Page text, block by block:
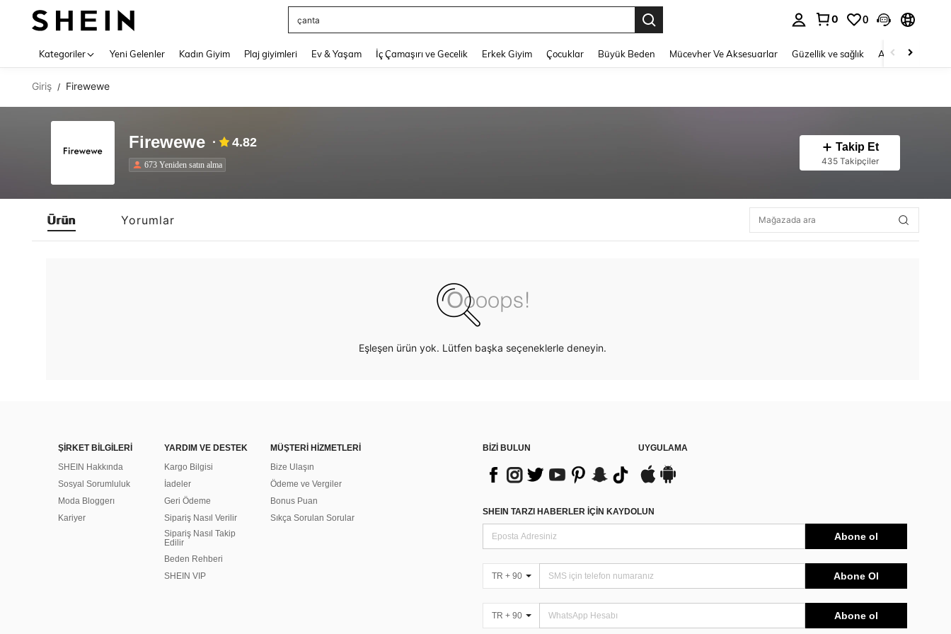
çanta
0 0
Kategoriler Yeni Gelenler Kadın Giyim Plaj giyimleri Ev & Yaşam İç Çamaşırı ve Gecelik Erkek Giyim Çocuklar Büyük Beden Mücevher Ve Aksesuarlar Güzellik ve sağlık Ayakkabı
Giriş / Firewewe
Firewewe 4.82
673 Yeniden satın alma
Takip Et
435 Takipçiler
Ürün Yorumlar
Eşleşen ürün yok. Lütfen başka seçeneklerle deneyin.
ŞİRKET BİLGİLERİ
SHEIN Hakkında
Sosyal Sorumluluk
Moda Bloggerı
Kariyer
YARDIM VE DESTEK
Kargo Bilgisi
İadeler
Geri Ödeme
Sipariş Nasıl Verilir
Sipariş Nasıl Takip
Edilir
Beden Rehberi
SHEIN VIP
MÜŞTERİ HİZMETLERİ
Bize Ulaşın
Ödeme ve Vergiler
Bonus Puan
Sıkça Sorulan Sorular
BİZİ BULUN UYGULAMA
SHEIN TARZI HABERLER IÇIN KAYDOLUN
Abone ol
TR + 90 Abone Ol
TR + 90 Abone ol